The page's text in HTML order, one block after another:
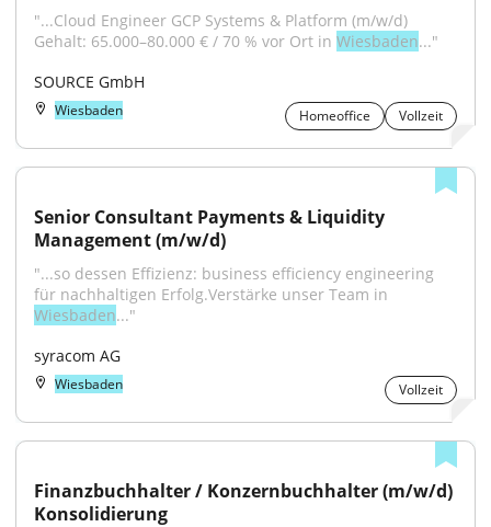
"...Cloud Engineer GCP Systems & Platform (m/w/d)
Gehalt: 65.000–80.000 € / 70 % vor Ort in Wiesbaden..."
SOURCE GmbH
Wiesbaden Homeoffice Vollzeit
Senior Consultant Payments & Liquidity
Management (m/w/d)
"...so dessen Effizienz: business efficiency engineering
Wiesbaden..."
syracom AG
Wiesbaden Vollzeit
Finanzbuchhalter / Konzernbuchhalter (m/w/d)
Konsolidierung